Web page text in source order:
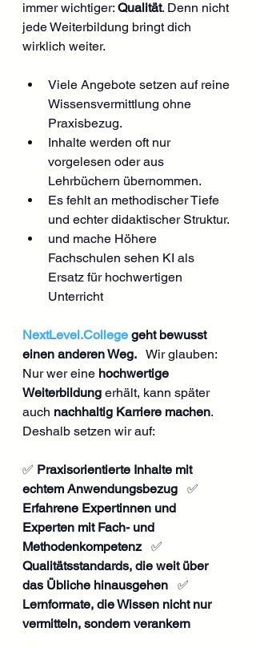
immer wichtiger: Qualität. Denn nicht
jede Weiterbildung bringt dich
wirklich weiter.
Viele Angebote setzen auf reine
Wissensvermittlung ohne
Praxisbezug.
Inhalte werden oft nur
vorgelesen oder aus
Lehrbüchern übernommen.
Es fehlt an methodischer Tiefe
und echter didaktischer Struktur.
und mache Höhere
Fachschulen sehen KI als
Ersatz für hochwertigen
Unterricht
NextLevel.College geht bewusst
einen anderen Weg. Wir glauben:
Nur wer eine hochwertige
Weiterbildung erhält, kann später
auch nachhaltig Karriere machen.
Deshalb setzen wir auf:
✅ Praxisorientierte Inhalte mit
echtem Anwendungsbezug ✅
Erfahrene Expertinnen und
Experten mit Fach- und
Methodenkompetenz ✅
Qualitätsstandards, die weit über
das Übliche hinausgehen ✅
Lernformate, die Wissen nicht nur
vermitteln, sondern verankern